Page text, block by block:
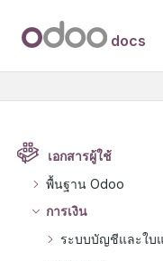
เอกสารผู้ใช้
พื้นฐาน Odoo
การเงิน
ระบบบัญชีและใบ
docs